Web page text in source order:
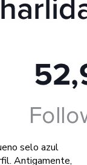
selo azul
Antigamente,